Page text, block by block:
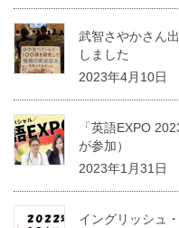
武智さやかさん
しました
2023年4月10日
「英語EXPO
が参加）
2023年1月31日
イングリッシュ